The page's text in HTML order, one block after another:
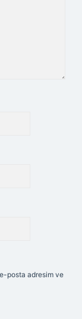
e-posta adresim ve